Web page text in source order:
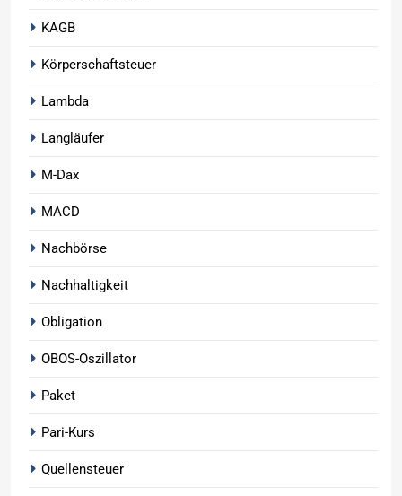
KAGB
Körperschaftsteuer
Lambda
Langläufer
M-Dax
MACD
Nachbörse
Nachhaltigkeit
Obligation
OBOS-Oszillator
Paket
Pari-Kurs
Quellensteuer